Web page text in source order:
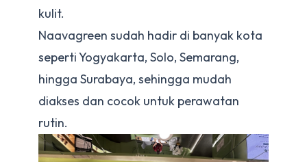
kulit.
Naavagreen sudah hadir di banyak kota
seperti Yogyakarta, Solo, Semarang,
hingga Surabaya, sehingga mudah
diakses dan cocok untuk perawatan
rutin.